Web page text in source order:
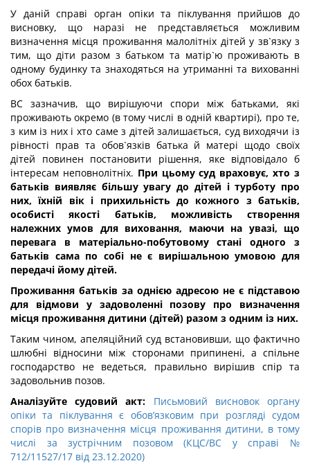
У даній справі орган опіки та піклування прийшов до
висновку, що наразі не представляється можливим
визначення місця проживання малолітніх дітей у зв`язку з
тим, що діти разом з батьком та матір`ю проживають в
одному будинку та знаходяться на утриманні та вихованні
обох батьків.
ВС зазначив, що вирішуючи спори між батьками, які
проживають окремо (в тому числі в одній квартирі), про те,
з ким із них і хто саме з дітей залишається, суд виходячи із
рівності прав та обов`язків батька й матері щодо своїх
дітей повинен постановити рішення, яке відповідало б
інтересам неповнолітніх. При цьому суд враховує, хто з
батьків виявляє більшу увагу до дітей і турботу про
них, їхній вік і прихильність до кожного з батьків,
особисті якості батьків, можливість створення
належних умов для виховання, маючи на увазі, що
перевага в матеріально-побутовому стані одного з
батьків сама по собі не є вирішальною умовою для
передачі йому дітей.
Проживання батьків за однією адресою не є підставою
для відмови у задоволенні позову про визначення
місця проживання дитини (дітей) разом з одним із них.
Таким чином, апеляційний суд встановивши, що фактично
шлюбні відносини між сторонами припинені, а спільне
господарство не ведеться, правильно вирішив спір та
задовольнив позов.
Аналізуйте судовий акт: Письмовий висновок органу
опіки та піклування є обов’язковим при розгляді судом
спорів про визначення місця проживання дитини, в тому
числі за зустрічним позовом (КЦС/ВС у справі №
712/11527/17 від 23.12.2020)